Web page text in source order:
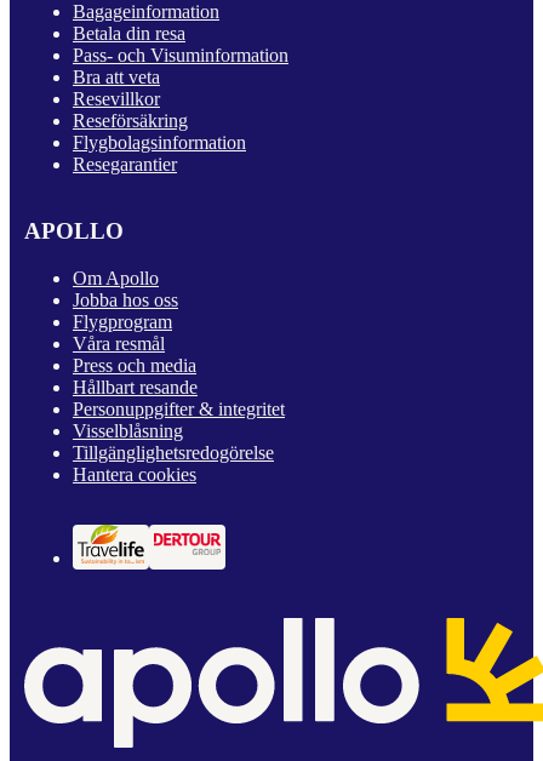
Bagageinformation
Betala din resa
Pass- och Visuminformation
Bra att veta
Resevillkor
Reseförsäkring
Flygbolagsinformation
Resegarantier
APOLLO
Om Apollo
Jobba hos oss
Flygprogram
Våra resmål
Press och media
Hållbart resande
Personuppgifter & integritet
Visselblåsning
Tillgänglighetsredogörelse
Hantera cookies